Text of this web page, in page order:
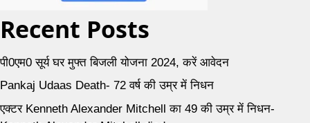
Recent Posts
पी0एम0 सूर्य घर मुफ्त बिजली योजना 2024, करें आवेदन
Pankaj Udaas Death- 72 वर्ष की उम्र में निधन
एक्टर Kenneth Alexander Mitchell का 49 की उम्र में निधन-